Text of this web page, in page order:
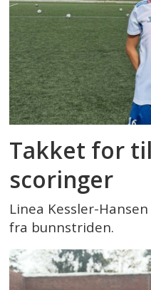
Takket for
scoringer
Linea Kessler-
fra bunnstriden.